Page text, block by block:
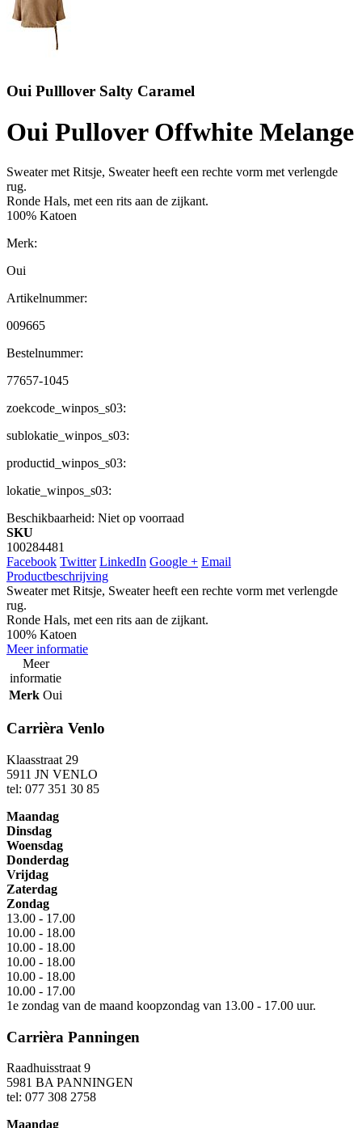
Oui Pulllover Salty Caramel
Oui Pullover Offwhite Melange
Sweater met Ritsje, Sweater heeft een rechte vorm met verlengde
rug.
Ronde Hals, met een rits aan de zijkant.
100% Katoen
Merk:
Oui
Artikelnummer:
009665
Bestelnummer:
77657-1045
zoekcode_winpos_s03:
sublokatie_winpos_s03:
productid_winpos_s03:
lokatie_winpos_s03:
Beschikbaarheid: Niet op voorraad
SKU
100284481
Facebook Twitter LinkedIn Google + Email
Productbeschrijving
Sweater met Ritsje, Sweater heeft een rechte vorm met verlengde
rug.
Ronde Hals, met een rits aan de zijkant.
100% Katoen
Meer informatie
Meer
informatie
Merk Oui
Carrièra Venlo
Klaasstraat 29
5911 JN VENLO
tel: 077 351 30 85
Maandag
Dinsdag
Woensdag
Donderdag
Vrijdag
Zaterdag
Zondag
13.00 - 17.00
10.00 - 18.00
10.00 - 18.00
10.00 - 18.00
10.00 - 18.00
10.00 - 17.00
1e zondag van de maand koopzondag van 13.00 - 17.00 uur.
Carrièra Panningen
Raadhuisstraat 9
5981 BA PANNINGEN
tel: 077 308 2758
Maandag